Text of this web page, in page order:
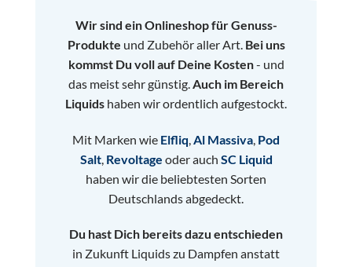
Wir sind ein Onlineshop für Genuss-
Produkte und Zubehör aller Art. Bei uns
kommst Du voll auf Deine Kosten- und
das meist sehr günstig.Auch im Bereich
Liquids haben wir ordentlich aufgestockt.
Mit Marken wie Elfliq Al Massiva Pod
Salt, Revoltage oder auch SC Liquid
haben wir die beliebtesten Sorten
Deutschlands abgedeckt.
Du hast Dich bereits dazu entschieden
in Zukunft Liquids zu Dampfen anstatt